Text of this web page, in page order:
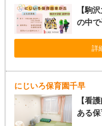
【駒
の中
詳
にじいろ保育園千早
【看
ある